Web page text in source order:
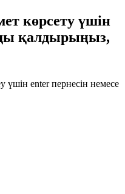
көрсету үшін
қалдырыңыз,
үшін enter пернесін немесе